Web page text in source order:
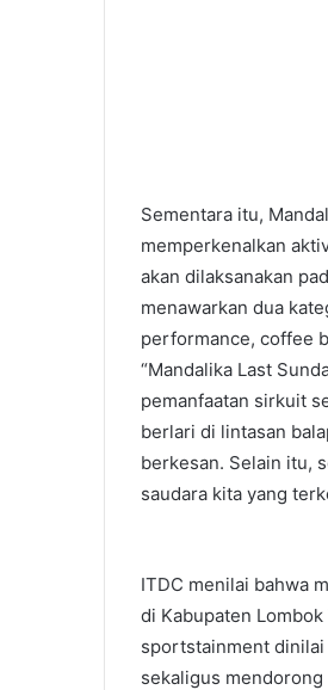
Sementara itu,
memperkenalkan
akan dilaksanakan
menawarkan dua
performance, coffee
“Mandalika Last
pemanfaatan sirkuit
berlari di lintasan
berkesan. Selain itu,
saudara kita yang
ITDC menilai bahwa
di Kabupaten
sportstainment dinilai
sekaligus mendorong